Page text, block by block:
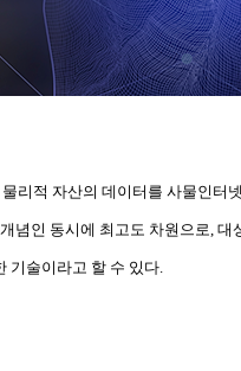
리적 자산의 데이터를 사물인터넷
념인 동시에 최고도 차원으로, 대
기술이라고 할 수 있다.